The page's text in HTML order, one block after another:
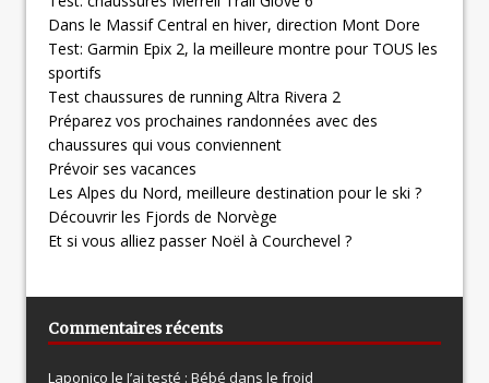
Dans le Massif Central en hiver, direction Mont Dore
Test: Garmin Epix 2, la meilleure montre pour TOUS les
sportifs
Test chaussures de running Altra Rivera 2
Préparez vos prochaines randonnées avec des
chaussures qui vous conviennent
Prévoir ses vacances
Les Alpes du Nord, meilleure destination pour le ski ?
Découvrir les Fjords de Norvège
Et si vous alliez passer Noël à Courchevel ?
Commentaires récents
Laponico le J’ai testé : Bébé dans le froid